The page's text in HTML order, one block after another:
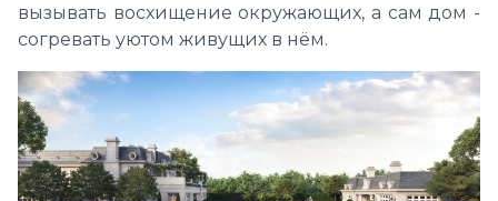
вызывать восхищение окружающих, а сам дом -
согревать уютом живущих в нём.